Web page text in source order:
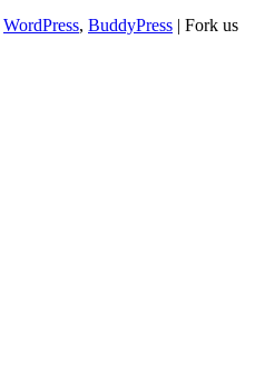
WordPress, BuddyPress | Fork us